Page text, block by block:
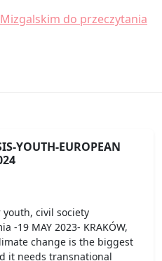
do przeczytania
YOUTH-EUROPEAN
civil society
-19 MAY 2023- KRAKÓW,
change is the biggest
it needs transnational